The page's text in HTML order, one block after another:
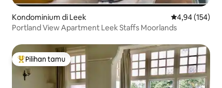
Kondominium di Leek Nilai rata-rata
4,94 (154)
Portland View Apartment Leek Staffs Moorlands
Pilihan tamu terpopuler
Pilihan tamu